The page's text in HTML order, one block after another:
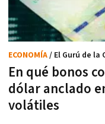
En qué bonos
dólar anclado
volátiles
ECONOMÍA/ El Gurú de la